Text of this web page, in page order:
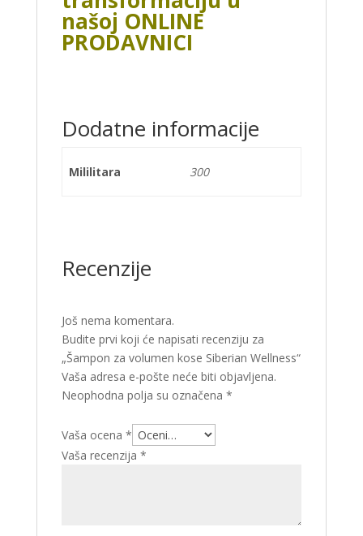
našoj ONLINE
PRODAVNICI
Dodatne informacije
Mililitara 300
Recenzije
Još nema komentara.
Budite prvi koji će napisati recenziju za
„Šampon za volumen kose Siberian Wellness“
Vaša adresa e-pošte neće biti objavljena.
Neophodna polja su označena *
Vaša ocena *
Vaša recenzija *